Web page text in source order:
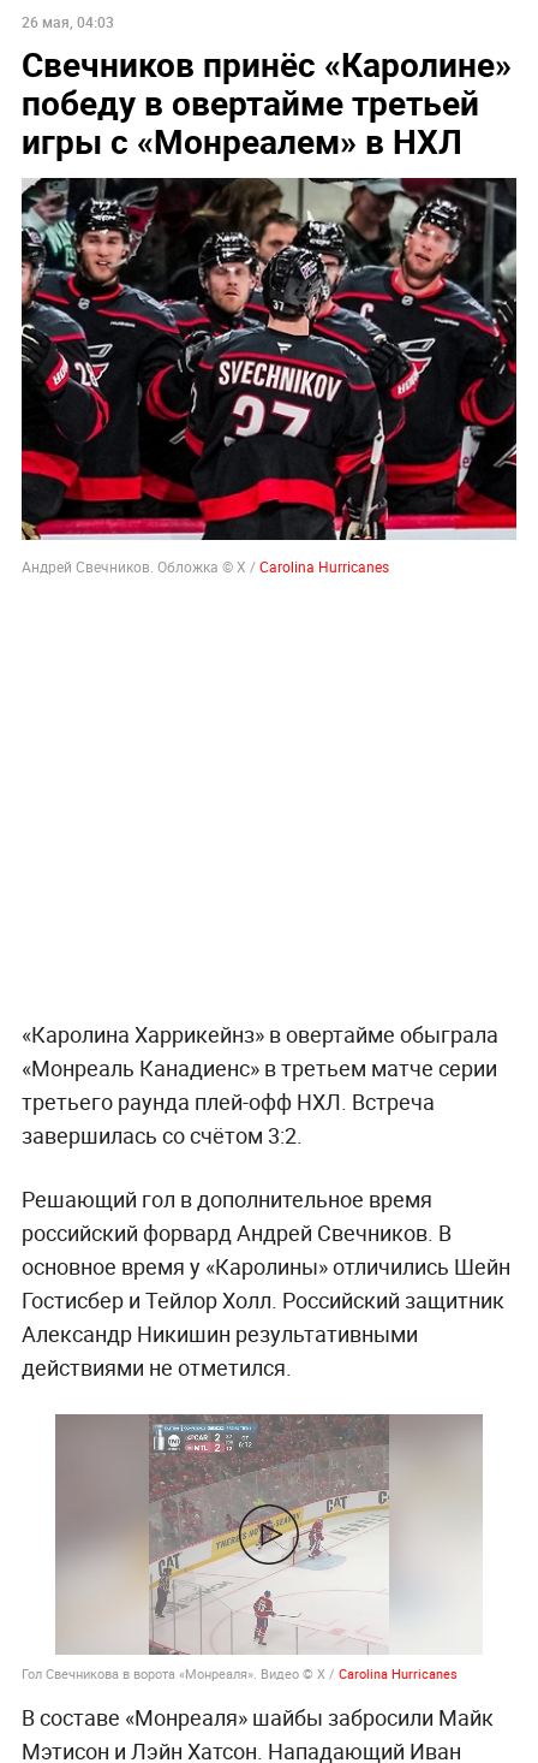
26 мая, 04:03
Свечников принёс «Каролине»
победу в овертайме третьей
игры с «Монреалем» в НХЛ
Андрей Свечников. Обложка © Х /Carolina Hurricanes
«Каролина Харрикейнз» в овертайме обыграла
«Монреаль Канадиенс» в третьем матче серии
третьего раунда плей-офф НХЛ. Встреча
завершилась со счётом 3:2.
Решающий гол в дополнительное время
российский форвард Андрей Свечников. В
основное время у «Каролины» отличились Шейн
Гостисбер и Тейлор Холл. Российский защитник
Александр Никишин результативными
действиями не отметился.
Гол Свечникова в ворота «Монреаля». Видео © Х / Carolina Hurricanes
В составе «Монреаля» шайбы забросили Майк
Мэтисон и Лэйн Хатсон. Нападающий Иван